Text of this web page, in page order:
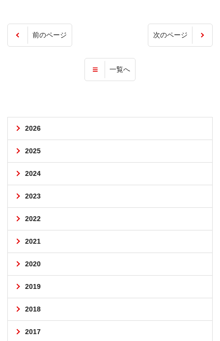
一覧へ
前のページ 次のページ
2026
2025
2024
2023
2022
2021
2020
2019
2018
2017